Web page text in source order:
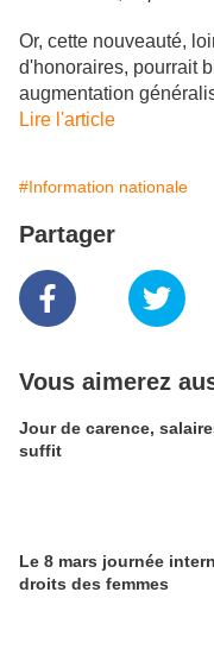
Or, cette nouveauté,
d'honoraires, pourrait
augmentation
Lire l'article
#Information nationale
Partager
Vous aimerez
Jour de carence,
suffit
Le 8 mars journée
droits des femmes